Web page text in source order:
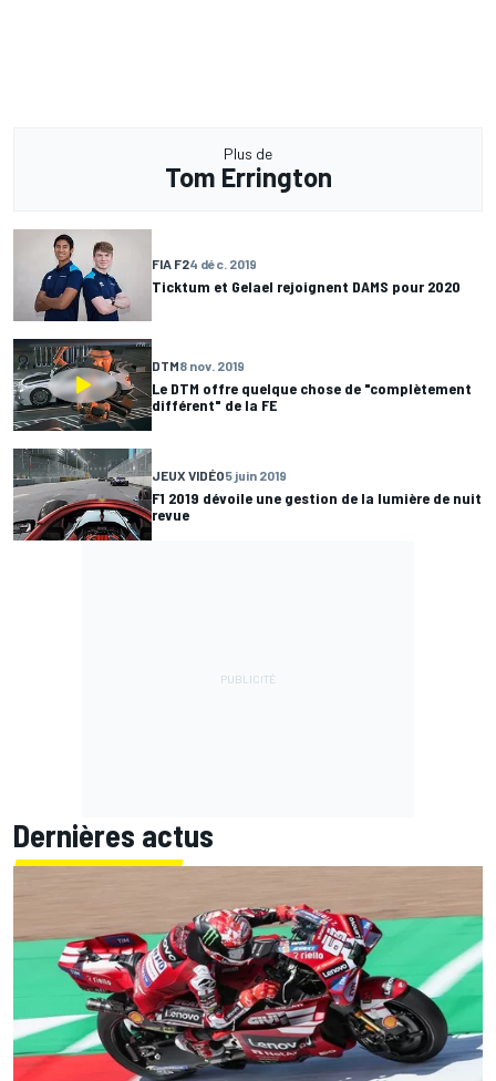
Plus de
Tom Errington
FIA F24 déc. 2019
Ticktum et Gelael rejoignent DAMS pour 2020
DTM8 nov. 2019
Le DTM offre quelque chose de "complètement
différent" de la FE
JEUX VIDÉO5 juin 2019
F1 2019 dévoile une gestion de la lumière de nuit
revue
Dernières actus